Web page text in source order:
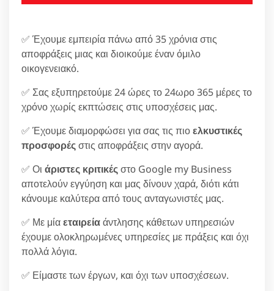
✅ Έχουμε εμπειρία πάνω από 35 χρόνια στις
αποφράξεις μιας και διοικούμε έναν όμιλο
οικογενειακό.
✅ Σας εξυπηρετούμε 24 ώρες το 24ωρο 365 μέρες το
χρόνο χωρίς εκπτώσεις στις υποσχέσεις μας.
✅ Έχουμε διαμορφώσει για σας τις πιοελκυστικές
προσφορέςστις αποφράξεις στην αγορά.
✅ Οι άριστες κριτικέςστο Google my Business
αποτελούν εγγύηση και μας δίνουν χαρά, διότι κάτι
κάνουμε καλύτερα από τους ανταγωνιστές μας.
✅ Με μίαεταιρείαάντλησης κάθετων υπηρεσιών
έχουμε ολοκληρωμένες υπηρεσίες με πράξεις και όχι
πολλά λόγια.
✅ Είμαστε των έργων, και όχι των υποσχέσεων.